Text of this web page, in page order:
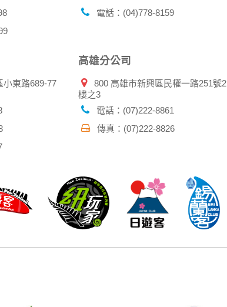
電話：(04)778-8159
小東路689-77
高雄分公司
800 高雄市新興區民權一路251號2
樓之3
電話：(07)222-8861
傳真：(07)222-8826